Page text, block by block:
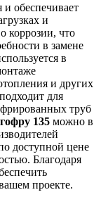
и обеспечивает
и
коррозии, что
в замене
в
и других
для
труб
135 можно в
доступной цене
Благодаря
проекте.